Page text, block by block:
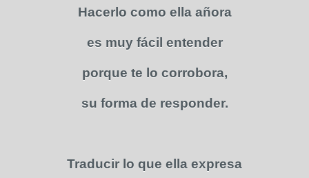
Hacerlo como ella añora
es muy fácil entender
porque te lo corrobora,
su forma de responder.
Traducir lo que ella expresa